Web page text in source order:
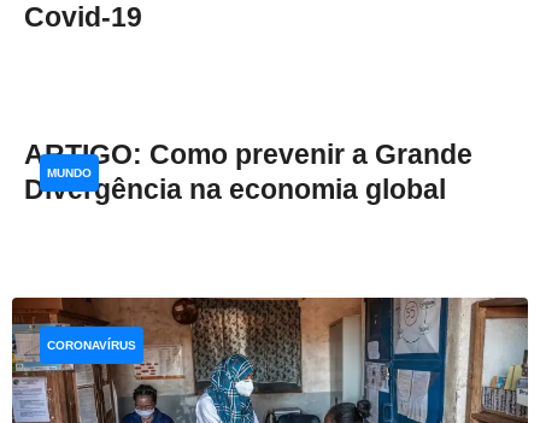
Covid-19
ARTIGO: Como prevenir a Grande
Divergência na economia global
MUNDO
CORONAVÍRUS